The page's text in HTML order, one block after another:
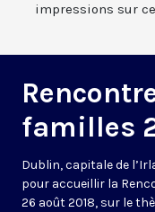
impressions sur
familles
Dublin, capitale de
pour accueillir la
26 août 2018, sur le